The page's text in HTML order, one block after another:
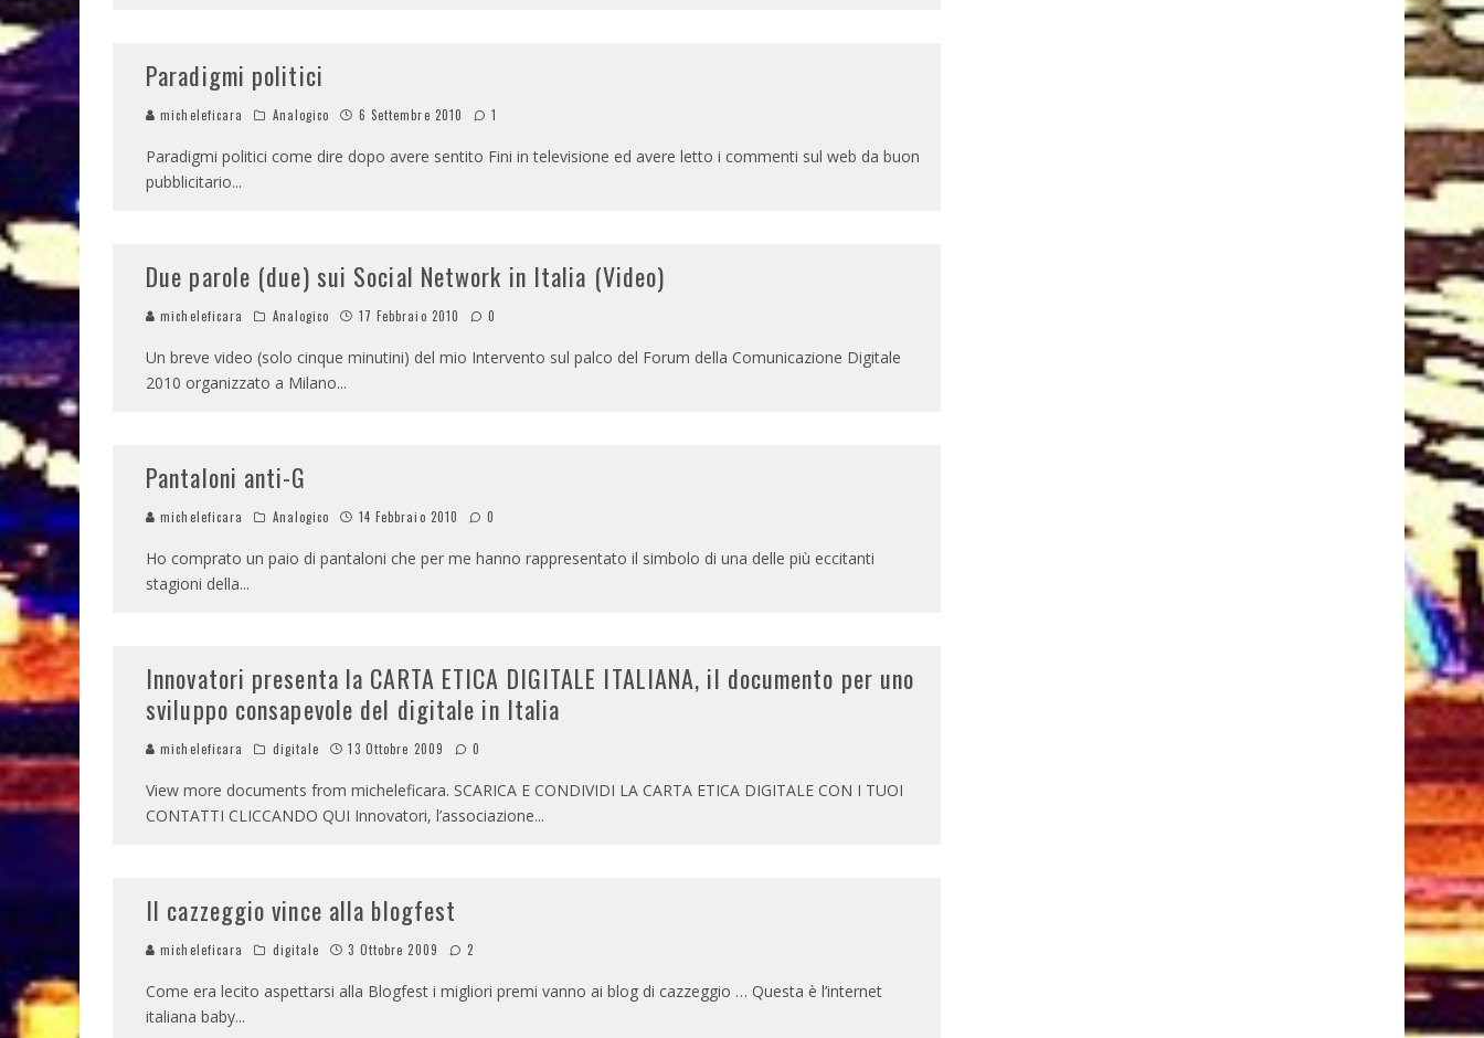
Paradigmi politici
micheleficara Analogico 6 Settembre 2010 1
Paradigmi politici come dire dopo avere sentito Fini in televisione ed avere letto i commenti sul web da buon
pubblicitario...
Due parole (due) sui Social Network in Italia (Video)
micheleficara Analogico 17 Febbraio 2010 0
Un breve video (solo cinque minutini) del mio Intervento sul palco del Forum della Comunicazione Digitale
2010 organizzato a Milano...
Pantaloni anti-G
micheleficara Analogico 14 Febbraio 2010 0
Ho comprato un paio di pantaloni che per me hanno rappresentato il simbolo di una delle più eccitanti
stagioni della...
Innovatori presenta la CARTA ETICA DIGITALE ITALIANA, il documento per uno
sviluppo consapevole del digitale in Italia
micheleficara digitale 13 Ottobre 2009 0
View more documents from micheleficara. SCARICA E CONDIVIDI LA CARTA ETICA DIGITALE CON I TUOI
CONTATTI CLICCANDO QUI Innovatori, l’associazione...
Il cazzeggio vince alla blogfest
micheleficara digitale 3 Ottobre 2009 2
Come era lecito aspettarsi alla Blogfest i migliori premi vanno ai blog di cazzeggio … Questa è l’internet
italiana baby...